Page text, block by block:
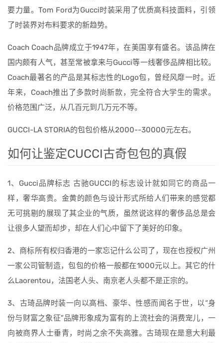
要力量。Tom Ford为Gucci时装采用了优质高科技面料，引领
了时装界对布料要求的新趋势。
Coach Coach品牌成立于1947年，在美国享有盛名。该品牌在
国内颇有人气，甚至常被拿来与Gucci等一线奢侈品牌相比较。
Coach最著名的产品是其标志性的Logo包，曾经风靡一时。近
年来，Coach推出了多款时尚新款，完全符合大学生的需求。
价格范围广泛，从几百元到几万元不等。
GUCCI-LA STORIA的包包价格从2000--30000元左右。
如何让鉴定CUCCI古奇包包的真假
1、Gucci品牌标志 古驰GUCCI的标志设计就如同它的商品一
样，奢华高贵。金黄的颜色与设计形式所给人们带来的感觉都
无可挑剔的展现了其企业的气质，虽然说这样的奢侈品总是会
让很多人望而却步，却在人们心中留下了美好的印象。
2、商标所有权归香港的一家忘记什么公司了，现在也授权广州
一家公司管制造，包包的价格一般都在1000元以上。其它的什
么Laorentou，法国老人头、南京老人头都不是正宗的。
3、古琦品牌时装一向以高档、豪华、性感而闻名于世，以“身
份与财富之象征”品牌形象成为富有的上流社会的消费宠儿，一
向被商界人士垂青，时尚之余不失高雅。古琦现在是意大利最